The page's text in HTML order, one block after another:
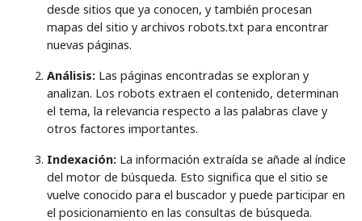
desde sitios que ya conocen, y también procesan
mapas del sitio y archivos robots.txt para encontrar
nuevas páginas.
Análisis: Las páginas encontradas se exploran y
analizan. Los robots extraen el contenido, determinan
el tema, la relevancia respecto a las palabras clave y
otros factores importantes.
Indexación: La información extraída se añade al índice
del motor de búsqueda. Esto significa que el sitio se
vuelve conocido para el buscador y puede participar en
el posicionamiento en las consultas de búsqueda.